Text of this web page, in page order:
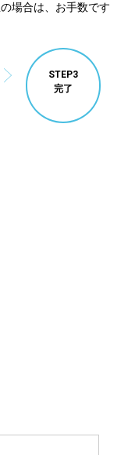
場合は、お手数です
STEP3
完了